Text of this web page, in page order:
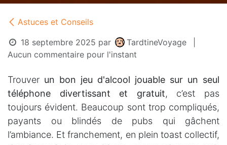
Astuces et Conseils
18 septembre 2025 par TardtineVoyage
Aucun commentaire pour l'instant
Trouver un bon jeu d'alcool jouable sur un seul
téléphone divertissant et gratuit, c’est pas
toujours évident. Beaucoup sont trop compliqués,
payants ou blindés de pubs qui gâchent
l’ambiance. Et franchement, en plein toast collectif,